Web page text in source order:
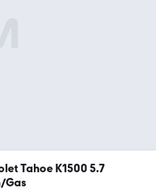
Tahoe K1500 5.7
Gas